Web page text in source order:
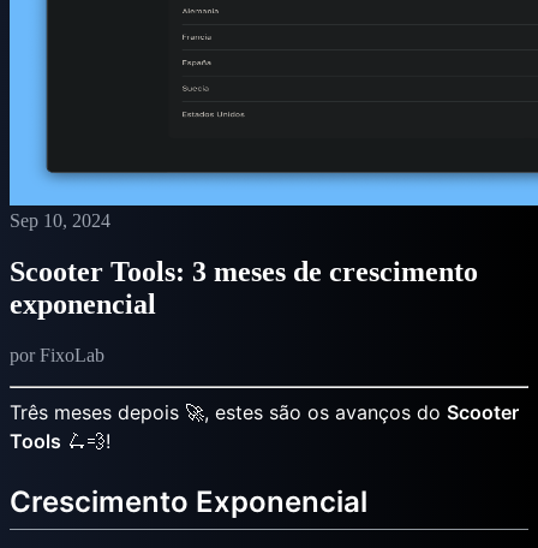
Sep 10, 2024
Scooter Tools: 3 meses de crescimento
exponencial
por FixoLab
Três meses depois 🚀, estes são os avanços do Scooter
Tools 🛴💨!
Crescimento Exponencial